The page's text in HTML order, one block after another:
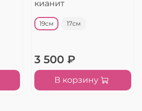
кианит
19см 17см
3 500 ₽
В корзину